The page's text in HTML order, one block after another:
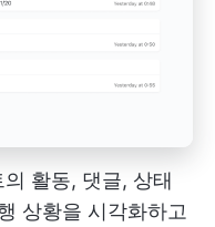
활동, 댓글, 상태
상황을 시각화하고